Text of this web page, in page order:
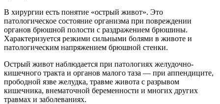
В хирургии есть понятие «острый живот». Это
патологическое состояние организма при повреждении
органов брюшной полости с раздражением брюшины.
Характеризуется резкими сильными болями в животе и
патологическим напряжением брюшной стенки.
Острый живот наблюдается при патологиях желудочно-
кишечного тракта и органов малого таза — при аппендиците,
прободной язве желудка, травме живота с разрывом
кишечника, внематочной беременности и многих других
травмах и заболеваниях.